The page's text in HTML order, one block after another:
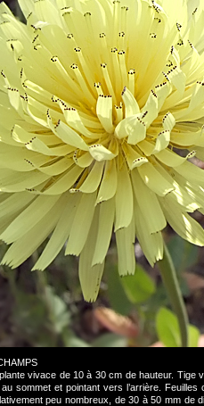
vivace de 10 à 30 cm de hauteur.
sommet et pointant vers l’arrière.
peu nombreux, de 30 à 50 mm